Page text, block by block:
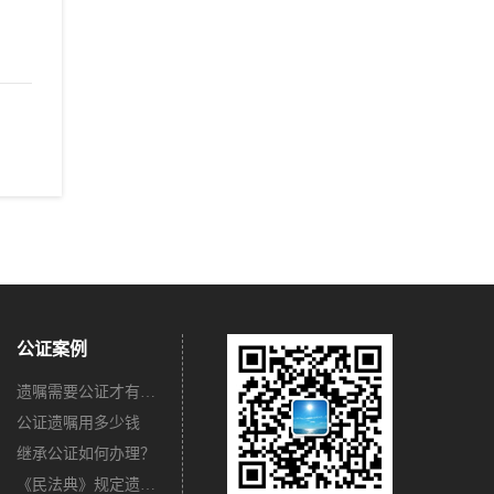
公证案例
遗嘱需要公证才有法律效力吗？
公证遗嘱用多少钱
继承公证如何办理？
《民法典》规定遗嘱不公证有法律效力吗？